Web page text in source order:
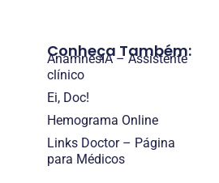
Conheça Também:
AnamnesIA – Assistente
clínico
Ei, Doc!
Hemograma Online
Links Doctor – Página
para Médicos